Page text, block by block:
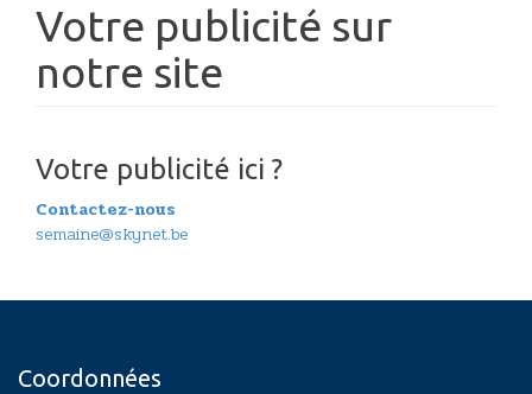
Votre publicité sur
notre site
Votre publicité ici ?
Contactez-nous
semaine@skynet.be
Coordonnées